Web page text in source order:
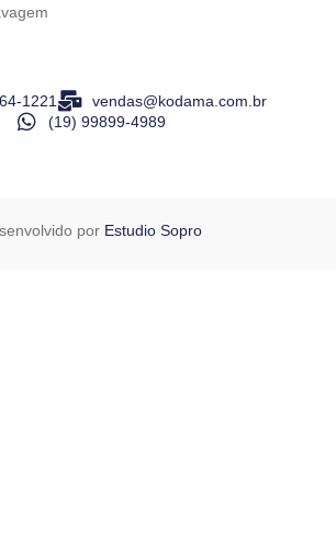
1221
vendas@kodama.com.br
(19) 99899-4989
por Estudio Sopro